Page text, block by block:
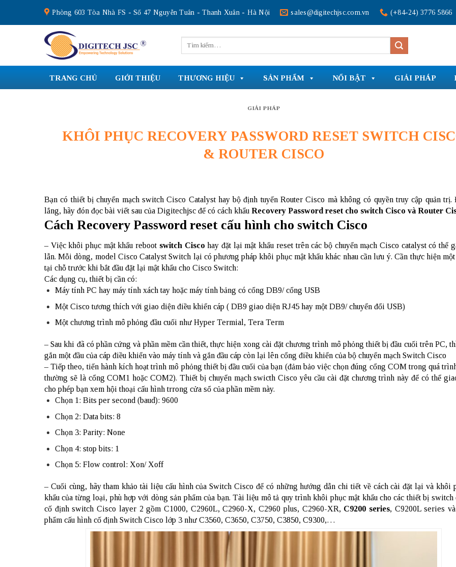
content
Phòng 603 Tòa Nhà FS - Số 47 Nguyễn Tuân - Thanh Xuân - Hà Nội sales@digitechjsc.com.vn (+84-24) 3776 5866
kiếm:
TRANG CHỦ GIỚI THIỆU THƯƠNG HIỆU SẢN PHẨM NỔI BẬT GIẢI PHÁP
GIẢI PHÁP
KHÔI PHỤC RECOVERY PASSWORD RESET SWITCH
& ROUTER CISCO
Bạn có thiết bị chuyển mạch switch Cisco Catalyst hay bộ định tuyếnRouter Cisco mà không có quyền truy cập quản
lắng, hãy đón đọc bài viết sau của Digitechjsc để có cách khẩu Recovery Password reset cho switch Cisco và Router
Cách Recovery Password reset cấu hình cho switch Cisco
– Việc khôi phục mật khẩu reboot switch Cisco hay đặt lại mật khẩu reset trên cácbộ chuyển mạch Cisco catalyst có thể
lẫn. Mỗi dòng, model Cisco Catalyst Switch lại có phương pháp khôi phục mật khẩu khác nhau cần lưu ý. Cần thực hiện
tại chỗ trước khi bắt đầu đặt lại mật khẩu cho Cisco Switch:
Các dụng cụ, thiết bị cần có:
Máy tính PC hay máy tính xách tay hoặc máy tính bảng có cổng DB9/ cổng USB
Một Cisco tương thích với giao diện điều khiển cáp ( DB9 giao diện RJ45 hay một DB9/ chuyển đổi USB)
Một chương trình mô phỏng đầu cuối như Hyper Termial, Tera Term
– Sau khi đã có phần cứng và phần mềm cần thiết, thực hiện xong cài đặt chương trình mô phỏng thiết bị đầu cuối trên PC,
gắn một đầu của cáp điều khiển vào máy tính và gắn đầu cáp còn lại lên cổng điều khiển của bộ chuyển mạch Switch Cisco
– Tiếp theo, tiến hành kích hoạt trình mô phỏng thiết bị đầu cuối của bạn (đảm bảo việc chọn đúng cổng COM trong quá
thường sẽ là cổng COM1 hoặc COM2). Thiết bị chuyển mạch swicth Cisco yêu cầu cài đặt chương trình này để có thể
cho phép bạn xem hội thoại cấu hình trrong cửa sổ của phần mềm này.
Chọn 1: Bits per second (baud): 9600
Chọn 2: Data bits: 8
Chọn 3: Parity: None
Chọn 4: stop bits: 1
Chọn 5: Flow control: Xon/ Xoff
– Cuối cùng, hãy tham khảo tài liệu cấu hình của Switch Cisco để có những hướng dẫn chi tiết về cách cài đặt lại và khôi
khẩu của từng loại, phù hợp với dòng sản phẩm của bạn. Tài liệu mô tả quy trình khôi phục mật khẩu cho các thiết bị switch
cố định switch Cisco layer 2 gồm C1000, C2960L, C2960-X, C2960 plus, C2960-XR, C9200 series, C9200L series
phẩm cấu hình cố định Switch Cisco lớp 3 như C3560, C3650, C3750, C3850, C9300,…